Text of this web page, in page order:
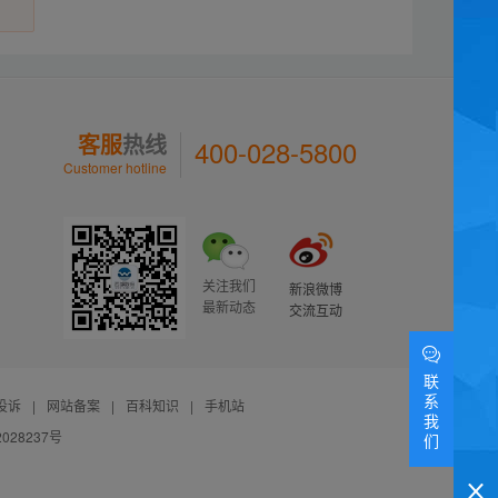
客服热线
Customer hotline 400-028-5800
关注我们
最新动态
新浪微博
交流互动
诉 | 网站备案 | 百科知识 |
手机站
号
联
系
我
们